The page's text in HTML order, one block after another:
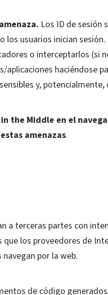
Los ID de sesión
los usuarios inician
o interceptarlos (si
haciéndose
y,
the Middle en el
amenazas.
a terceras partes con
los proveedores de
por la web.
de código